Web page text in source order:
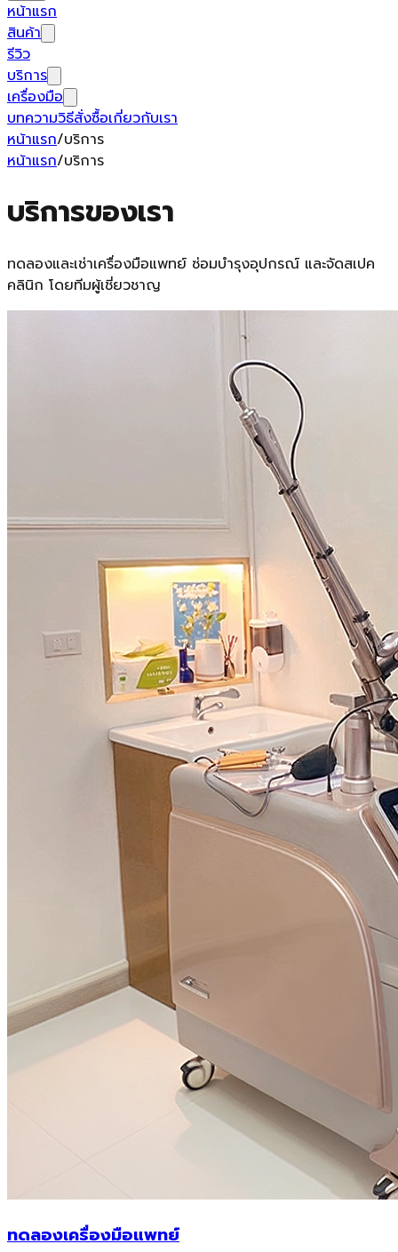
หน้าแรก
สินค้า
รีวิว
บริการ
เครื่องมือ
บทความวิธีสั่งซื้อเกี่ยวกับเรา
หน้าแรก/บริการ
หน้าแรก/บริการ
บริการของเรา
ทดลองและเช่าเครื่องมือแพทย์ ซ่อมบำรุงอุปกรณ์ และจัดสเปค
คลินิก โดยทีมผู้เชี่ยวชาญ
ทดลองเครื่องมือแพทย์